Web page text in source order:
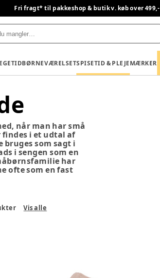
Fri fragt* til pakkeshop & butik v. køb over 499,-
BØRNEVÆRELSETSPISETID & PLEJEMÆRKER
når man har små
i et udtal af
bruges som sagt i
i sengen som en
har
ofte som en fast
Vis alle